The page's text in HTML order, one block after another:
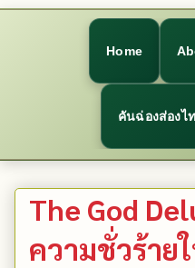
Home
คันฉ่องส่องไ
The God
ความชั่วร้าย